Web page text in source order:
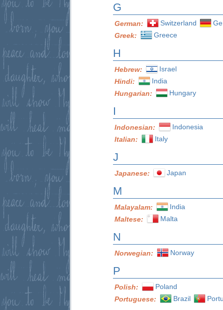
G
German: Switzerland
Greek:
Greece
H
Hebrew:
Israel
Hindi:
India
Hungarian:
Hungary
I
Indonesian:
Indonesia
Italian:
Italy
J
Japanese: Japan
M
Malayalam:
India
Maltese:
Malta
N
Norwegian: Norway
P
Polish:
Poland
Portuguese:
Brazil